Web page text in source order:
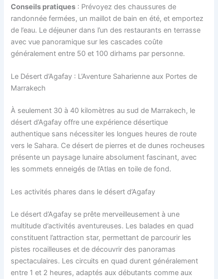
Conseils pratiques : Prévoyez des chaussures de
randonnée fermées, un maillot de bain en été, et emportez
de l’eau. Le déjeuner dans l’un des restaurants en terrasse
avec vue panoramique sur les cascades coûte
généralement entre 50 et 100 dirhams par personne.
Le Désert d’Agafay : L’Aventure Saharienne aux Portes de
Marrakech
À seulement 30 à 40 kilomètres au sud de Marrakech, le
désert d’Agafay offre une expérience désertique
authentique sans nécessiter les longues heures de route
vers le Sahara. Ce désert de pierres et de dunes rocheuses
présente un paysage lunaire absolument fascinant, avec
les sommets enneigés de l’Atlas en toile de fond.
Les activités phares dans le désert d’Agafay
Le désert d’Agafay se prête merveilleusement à une
multitude d’activités aventureuses. Les balades en quad
constituent l’attraction star, permettant de parcourir les
pistes rocailleuses et de découvrir des panoramas
spectaculaires. Les circuits en quad durent généralement
entre 1 et 2 heures, adaptés aux débutants comme aux